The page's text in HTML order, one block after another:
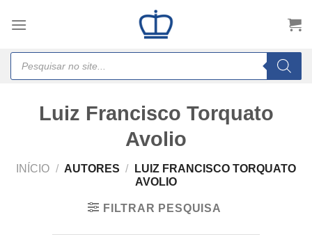
Products
search
Luiz Francisco Torquato
Avolio
INÍCIO / AUTORES /
LUIZ FRANCISCO TORQUATO
AVOLIO
FILTRAR PESQUISA